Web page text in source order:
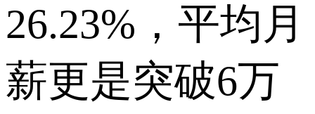
26.23%，平均月
薪更是突破6万